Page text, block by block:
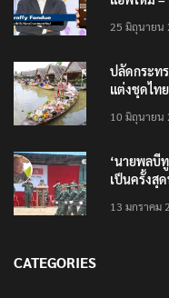
25 มิถุนายน
ปลัดกระท
แต่งชุดไท
10 มิถุนายน
‘นายพลบี
เป็นครั้งสุ
13 มกราคม
CATEGORIES